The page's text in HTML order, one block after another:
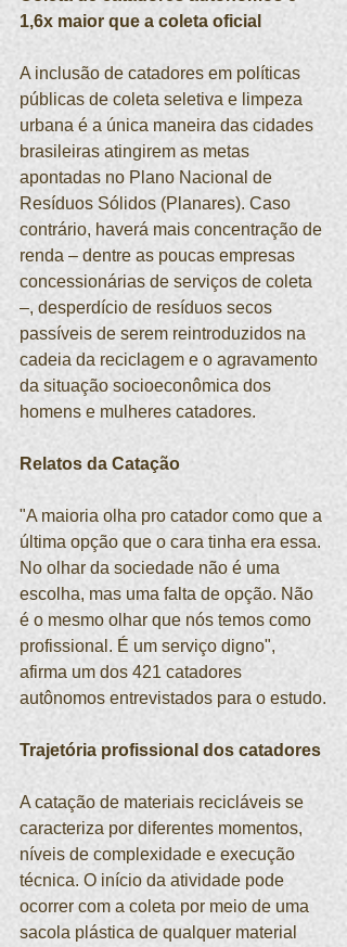
1,6x maior que a coleta oficial
A inclusão de catadores em políticas
públicas de coleta seletiva e limpeza
urbana é a única maneira das cidades
brasileiras atingirem as metas
apontadas no Plano Nacional de
Resíduos Sólidos (Planares). Caso
contrário, haverá mais concentração de
renda – dentre as poucas empresas
concessionárias de serviços de coleta
–, desperdício de resíduos secos
passíveis de serem reintroduzidos na
cadeia da reciclagem e o agravamento
da situação socioeconômica dos
homens e mulheres catadores.
Relatos da Catação
"A maioria olha pro catador como que a
última opção que o cara tinha era essa.
No olhar da sociedade não é uma
escolha, mas uma falta de opção. Não
é o mesmo olhar que nós temos como
profissional. É um serviço digno",
afirma um dos 421 catadores
autônomos entrevistados para o estudo.
Trajetória profissional dos catadores
A catação de materiais recicláveis se
caracteriza por diferentes momentos,
níveis de complexidade e execução
técnica. O início da atividade pode
ocorrer com a coleta por meio de uma
sacola plástica de qualquer material